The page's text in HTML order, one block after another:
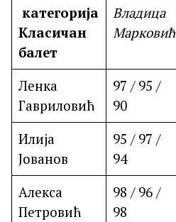
категорија
Класичан
балет
Владица
Марковић
Ленка
Гавриловић
97 / 95 /
90
Илија
Јованов
95 / 97 /
94
Алекса
Петровић
98 / 96 /
98